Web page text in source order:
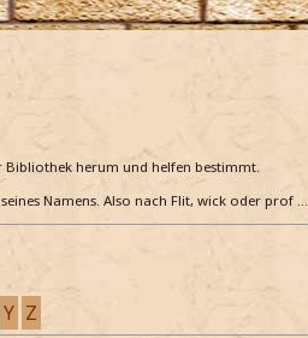
herum und helfen bestimmt.
Namens. Also nach Flit, wick oder prof …
Y Z